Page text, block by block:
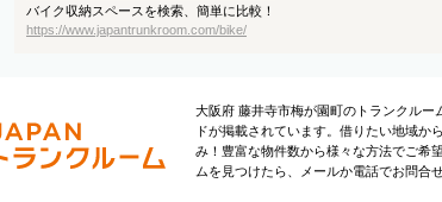
バイク収納スペースを検索、簡単に比較！
https://www.japantrunkroom.com/bike/
大阪府 藤井寺市梅が園町のトランクル
ドが掲載されています。借りたい地域か
み！豊富な物件数から様々な方法でご希
ムを見つけたら、メールか電話でお問合